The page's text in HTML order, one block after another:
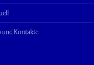
und Kontakte